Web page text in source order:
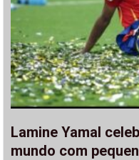
Lamine Yamal
mundo com